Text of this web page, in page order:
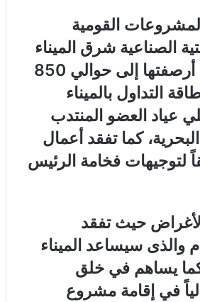
القومية
الصناعية شرق الميناء
والتي تضم محطة الحبوب والغلال والتي يصل أطوال أرصفتها إلى حوالي 850
طاقة التداول بالميناء
عياد العضو المنتدب
كما تفقد أعمال
لتوجيهات فخامة الرئيس
محطة تحيا مصر 2 متعددة الأغراض حيث تفقد
مشروع حاجز الأمواج الغربي بإجمالي أطوال 5425 م والذى سيساعد الميناء
كما يساهم في خلق
يتم إستغلالها حالياً في إقامة مشروع